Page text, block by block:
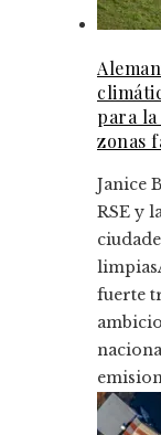
para
zonas
Janice
RSE y
fuerte